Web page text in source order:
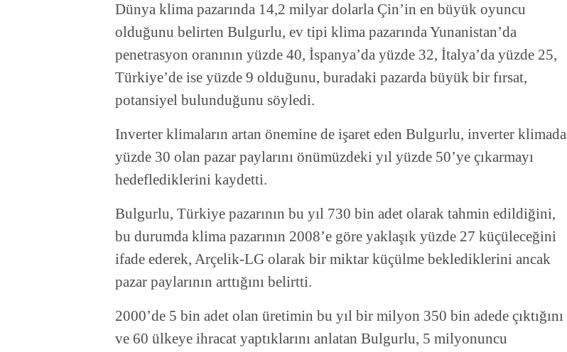
Dünya klima pazarında 14,2 milyar dolarla Çin’in en büyük oyuncu
olduğunu belirten Bulgurlu, ev tipi klima pazarında Yunanistan’da
penetrasyon oranının yüzde 40, İspanya’da yüzde 32, İtalya’da yüzde 25,
Türkiye’de ise yüzde 9 olduğunu, buradaki pazarda büyük bir fırsat,
potansiyel bulunduğunu söyledi.
Inverter klimaların artan önemine de işaret eden Bulgurlu, inverter klimada
yüzde 30 olan pazar paylarını önümüzdeki yıl yüzde 50’ye çıkarmayı
hedeflediklerini kaydetti.
Bulgurlu, Türkiye pazarının bu yıl 730 bin adet olarak tahmin edildiğini,
bu durumda klima pazarının 2008’e göre yaklaşık yüzde 27 küçüleceğini
ifade ederek, Arçelik-LG olarak bir miktar küçülme beklediklerini ancak
pazar paylarının arttığını belirtti.
2000’de 5 bin adet olan üretimin bu yıl bir milyon 350 bin adede çıktığını
ve 60 ülkeye ihracat yaptıklarını anlatan Bulgurlu, 5 milyonuncu